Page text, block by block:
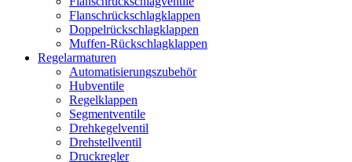
Flanschrückschlagklappen
Doppelrückschlagklappen
Muffen-Rückschlagklappen
Regelarmaturen
Automatisierungszubehör
Hubventile
Regelklappen
Segmentventile
Drehkegelventil
Drehstellventil
Druckregler